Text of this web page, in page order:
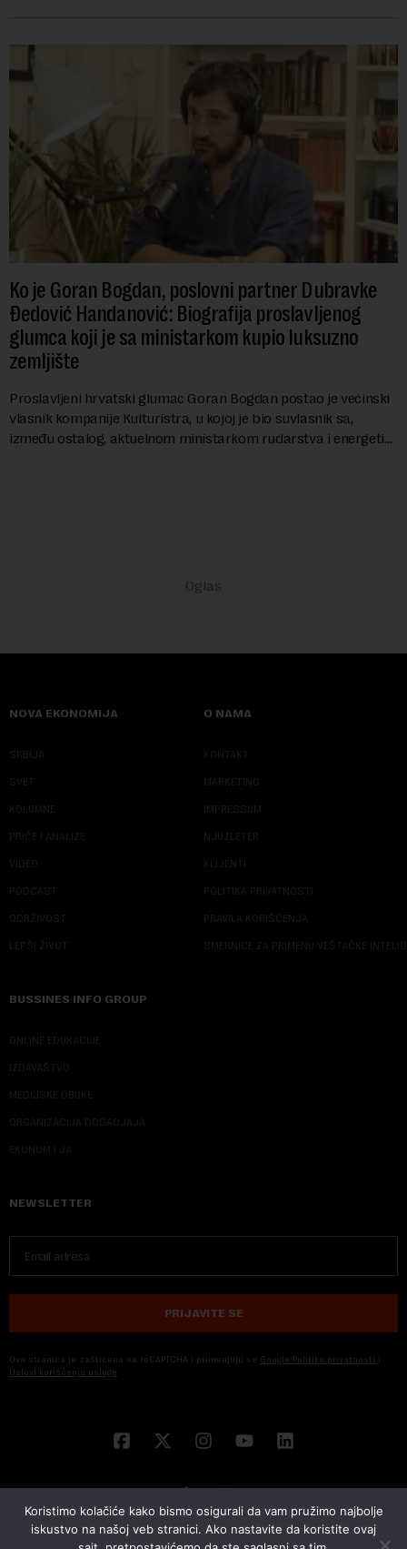
Ko je Goran Bogdan, poslovni partner Dubravke
Đedović Handanović: Biografija proslavljenog
glumca koji je sa ministarkom kupio luksuzno
zemljište
Proslavljeni hrvatski glumac Goran Bogdan postao je većinski
vlasnik kompanije Kulturistra, u kojoj je bio suvlasnik sa,
između ostalog, aktuelnom ministarkom rudarstva i energetike
NOVA EKONOMIJA
SRBIJA
SVET
KOLUMNE
PRIČE I ANALIZE
VIDEO
PODCAST
ODRŽIVOST
LEPŠI ŽIVOT
O NAMA
KONTAKT
MARKETING
IMPRESSUM
NJUZLETER
KLIJENTI
POLITIKA PRIVATNOSTI
PRAVILA KORIŠĆENJA
SMERNICE ZA PRIMENU VEŠTAČKE
BUSSINES INFO GROUP
ONLINE EDUKACIJE
IZDAVAŠTVO
MEDIJSKE OBUKE
ORGANIZACIJA DOGADJAJA
EKONOM I JA
NEWSLETTER
PRIJAVITE SE
Ova stranica je zaštićena sa reCAPTCHA i primenjuju se Google Politika privatnosti i
Uslovi korišćenja usluge
Koristimo kolačiće kako bismo osigurali da vam pružimo najbolje
iskustvo na našoj veb stranici. Ako nastavite da koristite ovaj